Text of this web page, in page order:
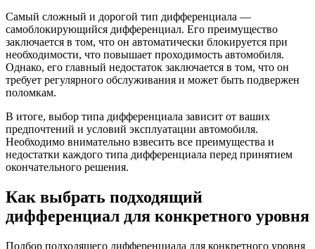
Самый сложный и дорогой тип дифференциала —
самоблокирующийся дифференциал. Его преимущество
заключается в том, что он автоматически блокируется при
необходимости, что повышает проходимость автомобиля.
Однако, его главный недостаток заключается в том, что он
требует регулярного обслуживания и может быть подвержен
поломкам.
В итоге, выбор типа дифференциала зависит от ваших
предпочтений и условий эксплуатации автомобиля.
Необходимо внимательно взвесить все преимущества и
недостатки каждого типа дифференциала перед принятием
окончательного решения.
Как выбрать подходящий
дифференциал для конкретного уровня
Подбор подходящего дифференциала для конкретного уровня